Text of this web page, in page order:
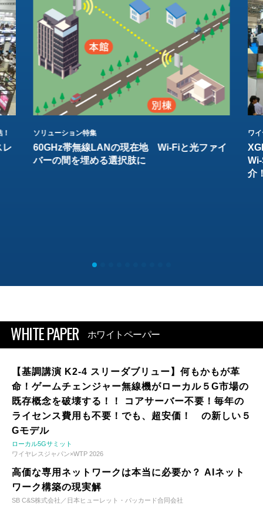
レ
ソリューション特集
60GHz帯無線LANの現在地 Wi-Fiと光ファイ
バーの間を埋める選択肢に
ワ
介
WHITE PAPER ホワイトペーパー
【基調講演 K2-4 スリーダブリュー】何もかもが革
命！ゲームチェンジャー無線機がローカル５G市場の
既存概念を破壊する！！ コアサーバー不要！毎年の
ライセンス費用も不要！でも、超安価！ の新しい５
Gモデル
ローカル5Gサミット
ワイヤレスジャパン×WTP 2026
高価な専用ネットワークは本当に必要か？ AIネット
ワーク構築の現実解
SB C&S株式会社／日本ヒューレット・パッカード合同会社